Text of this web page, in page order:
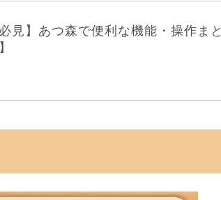
見】あつ森で便利な機能・操作まと